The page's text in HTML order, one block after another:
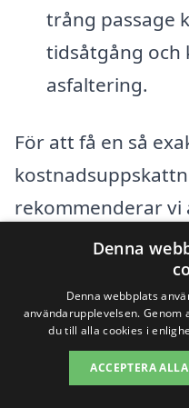
trång passage
tidsåtgång och
asfaltering.
För att få en så
rekommenderar
olika företag som
asfaltering i
begära offert från
jämföra priser och
Detta ger dig en
Denna
Denna webbplats
användarupplevelsen.
du till alla cookies i
ACCEPTERA ALLA